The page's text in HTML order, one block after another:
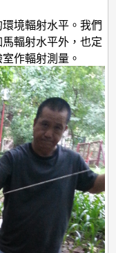
境輻射水平。我們
輻射水平外，也定
作輻射測量。